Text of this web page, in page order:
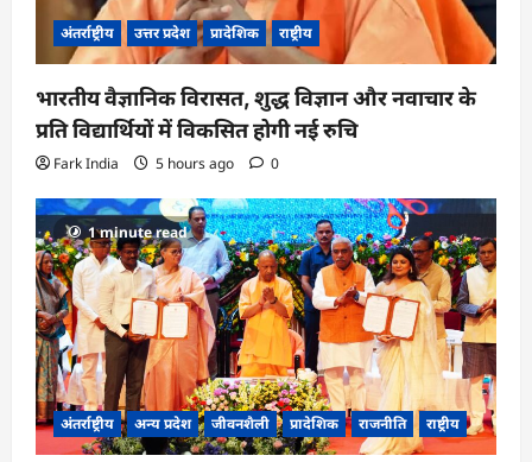
अंतर्राष्ट्रीय उत्तर प्रदेश प्रादेशिक राष्ट्रीय
भारतीय वैज्ञानिक विरासत, शुद्ध विज्ञान और नवाचार के
प्रति विद्यार्थियों में विकसित होगी नई रुचि
Fark India 5 hours ago 0
1 minute read
अंतर्राष्ट्रीय अन्य प्रदेश जीवनशैली प्रादेशिक राजनीति राष्ट्रीय